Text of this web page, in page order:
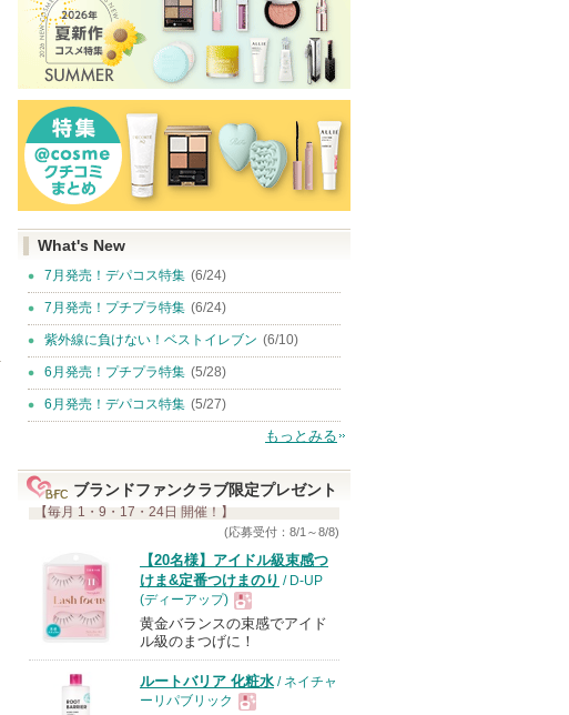
What's New
7月発売！デパコス特集 (6/24)
7月発売！プチプラ特集 (6/24)
紫外線に負けない！ベストイレブン (6/10)
6月発売！プチプラ特集 (5/28)
6月発売！デパコス特集 (5/27)
もっとみる
ブランドファンクラブ限定プレゼント
【毎月 1・9・17・24日 開催！】
(応募受付：8/1～8/8)
【20名様】アイドル級束感つ
けま&定番つけまのり / D-UP
(ディーアップ)
現
品
黄金バランスの束感でアイド
ル級のまつげに！
ルートバリア 化粧水 / ネイチャ
ーリパブリック